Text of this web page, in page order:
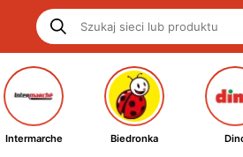
Intermarche Biedronka